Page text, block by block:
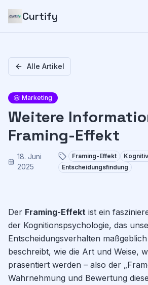
Curtify
Alle Artikel
Marketing
Weitere
Framing-Effekt
18. Juni
2025
Framing-Effekt
Entscheidungsfindung
Der Framing-Effekt ist ein
der Kognitionspsychologie, das
Entscheidungsverhalten
beschreibt, wie die Art und Weise,
präsentiert werden – also der
Wahrnehmung und Bewertung